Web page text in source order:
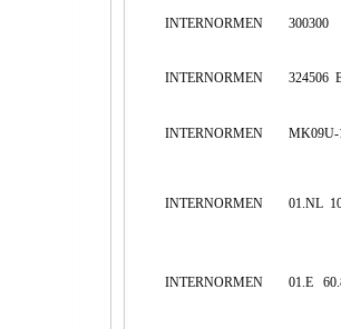
INTERNORMEN 300300
INTERNORMEN 324506
INTERNORMEN MK09U-
INTERNORMEN 01.NL
INTERNORMEN 01.E